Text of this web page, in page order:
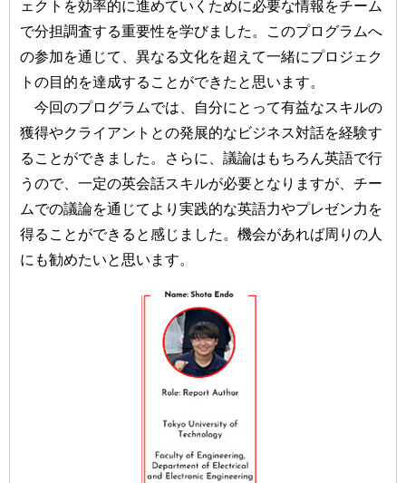
ェクトを効率的に進めていくために必要な情報をチーム
で分担調査する重要性を学びました。このプログラムへ
の参加を通じて、異なる文化を超えて一緒にプロジェク
トの目的を達成することができたと思います。
今回のプログラムでは、自分にとって有益なスキルの
獲得やクライアントとの発展的なビジネス対話を経験す
ることができました。さらに、議論はもちろん英語で行
うので、一定の英会話スキルが必要となりますが、チー
ムでの議論を通じてより実践的な英語力やプレゼン力を
得ることができると感じました。機会があれば周りの人
にも勧めたいと思います。